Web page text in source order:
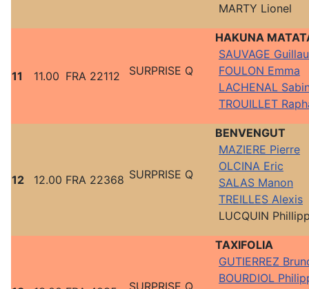
MARTY Lionel
11 11.00 FRA 22112 SURPRISE Q
HAKUNA
SAUVAGE
FOULON Emma
LACHENAL
TROUILLET
12 12.00 FRA 22368 SURPRISE Q
BENVENGUT
MAZIERE Pierre
OLCINA Eric
SALAS Manon
TREILLES Alexis
LUCQUIN
TAXIFOLIA
GUTIERREZ
BOURDIOL